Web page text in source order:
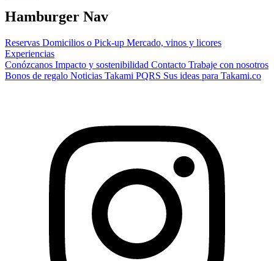
Hamburger Nav
Reservas Domicilios o Pick-up Mercado, vinos y licores
Experiencias
Conózcanos Impacto y sostenibilidad Contacto Trabaje con nosotros
Bonos de regalo Noticias Takami PQRS Sus ideas para Takami.co